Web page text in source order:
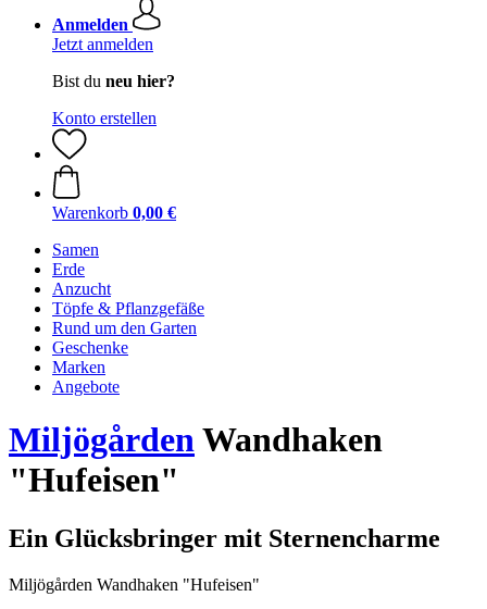
Anmelden
Jetzt anmelden
Bist du neu hier?
Konto erstellen
Warenkorb 0,00 €
Samen
Erde
Anzucht
Töpfe & Pflanzgefäße
Rund um den Garten
Geschenke
Marken
Angebote
MiljögårdenWandhaken
"Hufeisen"
Ein Glücksbringer mit Sternencharme
Miljögården Wandhaken "Hufeisen"